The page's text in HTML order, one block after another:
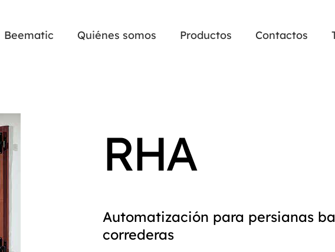
Beematic Quiénes somos Productos Contactos
RHA
Automatización para persianas
correderas